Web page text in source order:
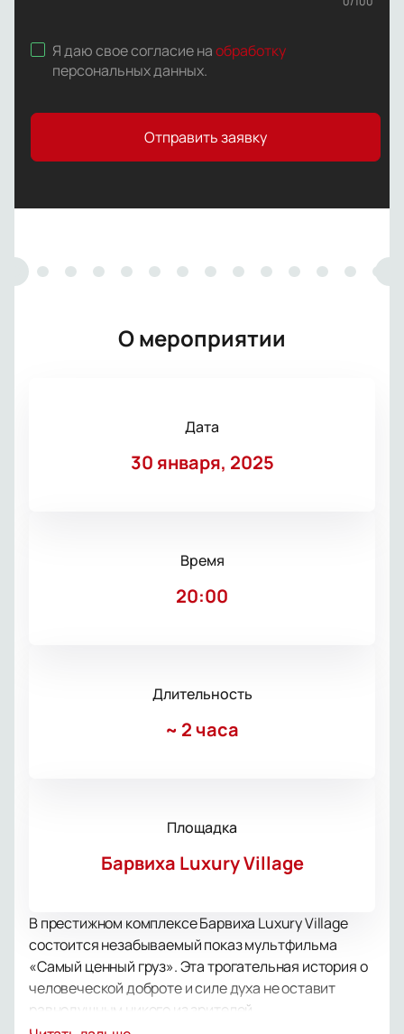
Я даю свое согласие наобработку
персональных данных.
Отправить заявку
О мероприятии
Дата
30 января, 2025
Время
20:00
Длительность
~ 2 часа
Площадка
Барвиха Luxury Village
В престижном комплексе Барвиха Luxury Village
состоится незабываемый показ мультфильма
«Самый ценный груз». Эта трогательная история о
человеческой доброте и силе духа не оставит
равнодушным никого из зрителей.